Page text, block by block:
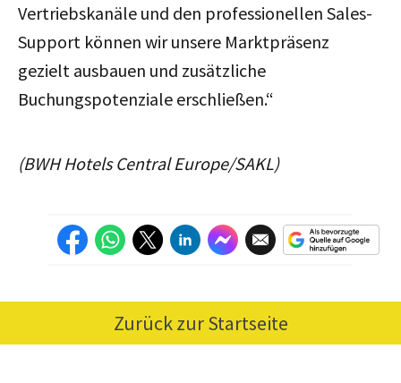
Vertriebskanäle und den professionellen Sales-
Support können wir unsere Marktpräsenz
gezielt ausbauen und zusätzliche
Buchungspotenziale erschließen.“
(BWH Hotels Central Europe/SAKL)
Zurück zur Startseite